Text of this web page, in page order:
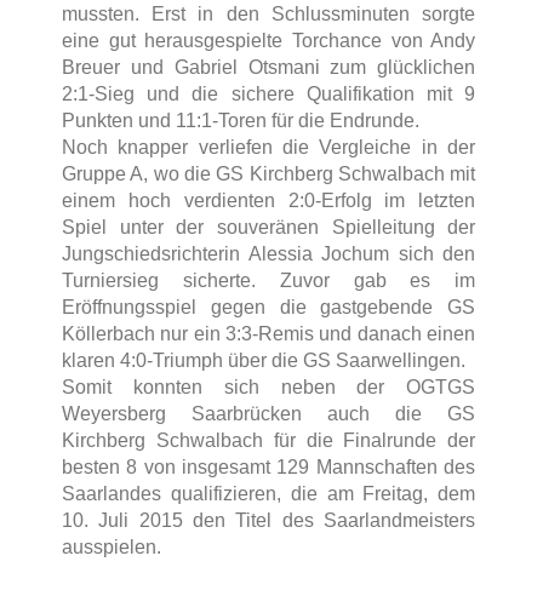
mussten. Erst in den Schlussminuten sorgte
eine gut herausgespielte Torchance von Andy
Breuer und Gabriel Otsmani zum glücklichen
2:1-Sieg und die sichere Qualifikation mit 9
Punkten und 11:1-Toren für die Endrunde.
Noch knapper verliefen die Vergleiche in der
Gruppe A, wo die GS Kirchberg Schwalbach mit
einem hoch verdienten 2:0-Erfolg im letzten
Spiel unter der souveränen Spielleitung der
Jungschiedsrichterin Alessia Jochum sich den
Turniersieg sicherte. Zuvor gab es im
Eröffnungsspiel gegen die gastgebende GS
Köllerbach nur ein 3:3-Remis und danach einen
klaren 4:0-Triumph über die GS Saarwellingen.
Somit konnten sich neben der OGTGS
Weyersberg Saarbrücken auch die GS
Kirchberg Schwalbach für die Finalrunde der
besten 8 von insgesamt 129 Mannschaften des
Saarlandes qualifizieren, die am Freitag, dem
10. Juli 2015 den Titel des Saarlandmeisters
ausspielen.